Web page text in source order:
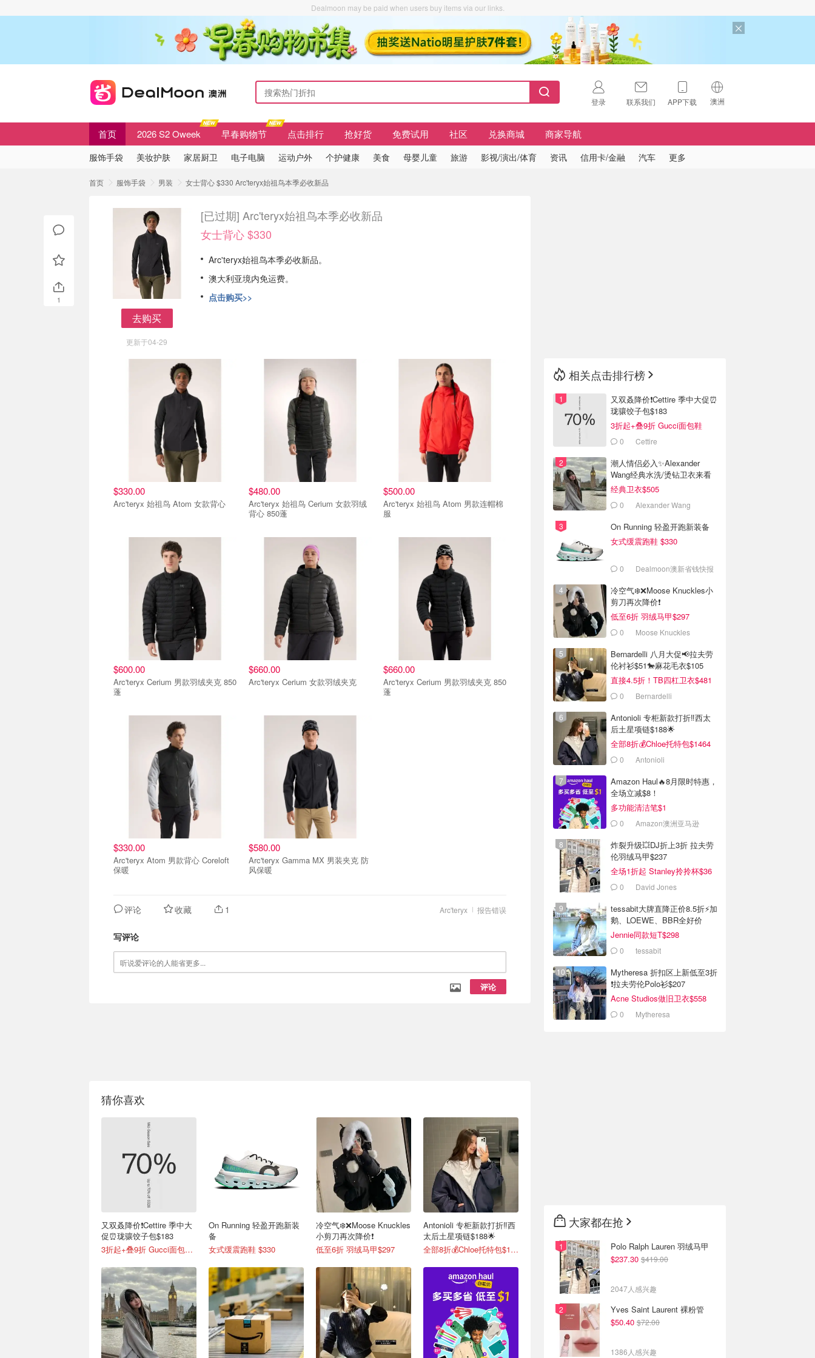
Dealmoon may be paid when users buy items via our links.
登录 联系我们 APP下载 澳洲
🇺🇸
🇨🇳中国
首页 2026 S2 Oweek 早春购物节 点击排行 抢好货 免费试用 社区 兑换商城 商家导航
服饰手袋 美妆护肤 家居厨卫 电子电脑 运动户外 个护健康 美食 母婴儿童 旅游 影视/演出/体育 资讯 信用卡/金融 汽车 更多
首页 服饰手袋 男装 女士背心 $330 Arc'teryx始祖鸟本季必收新品
去购买
更新于04-29
[已过期] Arc'teryx始祖鸟本季必收新品
女士背心 $330
Arc'teryx始祖鸟本季必收新品。
澳大利亚境内免运费。
点击购买>>
$330.00
Arc'teryx 始祖鸟 Atom 女款背心
$480.00
Arc'teryx 始祖鸟 Cerium 女款羽绒
背心 850蓬
$500.00
Arc'teryx 始祖鸟 Atom 男款连帽棉
服
$600.00
Arc'teryx Cerium 男款羽绒夹克 850
蓬
$660.00
Arc'teryx Cerium 女款羽绒夹克
$660.00
Arc'teryx Cerium 男款羽绒夹克 850
蓬
$330.00
Arc'teryx Atom 男款背心 Coreloft
保暖
$580.00
Arc'teryx Gamma MX 男装夹克 防
风保暖
报告错误
Arc'teryx
评论 收藏 1
写评论
评论
猜你喜欢
又双叒降价❗️Cettire 季中大
促⏰珑骧饺子包$183
3折起+叠9折 Gucci面包鞋$991
On Running 轻盈开跑新装
备
女式缓震跑鞋 $330
冷空气❄️❌️Moose Knuckles
小剪刀再次降价❗️
低至6折 羽绒马甲$297
Antonioli 专柜新款打折‼️西
太后土星项链$188🌟
全部8折💰Chloe托特包$1464
1
相关点击排行榜
又双叒降价❗️Cettire 季中大促⏰
珑骧饺子包$183
3折起+叠9折 Gucci面包鞋
$9910 Cettire
潮人情侣必入✨Alexander
Wang经典水洗/烫钻卫衣来看
经典卫衣$505
0 Alexander Wang
On Running 轻盈开跑新装备
女式缓震跑鞋 $330
0 Dealmoon澳新省钱快报
冷空气❄️❌️Moose Knuckles小
剪刀再次降价❗️
低至6折 羽绒马甲$297
0 Moose Knuckles
Bernardelli 八月大促📢拉夫劳
伦衬衫$51🐎麻花毛衣$105
直接4.5折！TB四杠卫衣$481
0 Bernardelli
Antonioli 专柜新款打折‼️西太
后土星项链$188🌟
全部8折💰Chloe托特包$1464
0 Antonioli
Amazon Haul🔥8月限时特惠，
全场立减$8！
多功能清洁笔$1
0 Amazon澳洲亚马逊
炸裂升级💥DJ折上3折 拉夫劳
伦羽绒马甲$237
全场1折起 Stanley拎拎杯$36
0 David Jones
tessabit大牌直降正价8.5折⚡加
鹅、LOEWE、BBR全好价
Jennie同款短T$298
0 tessabit
Mytheresa 折扣区上新低至3折
❗拉夫劳伦Polo衫$207
Acne Studios做旧卫衣$558
0 Mytheresa
大家都在抢
Polo Ralph Lauren 羽绒马甲
$237.30 $419.00
2047人感兴趣
Yves Saint Laurent 裸粉管
$50.40 $72.00
1386人感兴趣